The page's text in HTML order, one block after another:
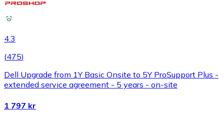
4.3
(475)
Dell Upgrade from 1Y Basic Onsite to 5Y ProSupport Plus -
extended service agreement - 5 years - on-site
1 797 kr